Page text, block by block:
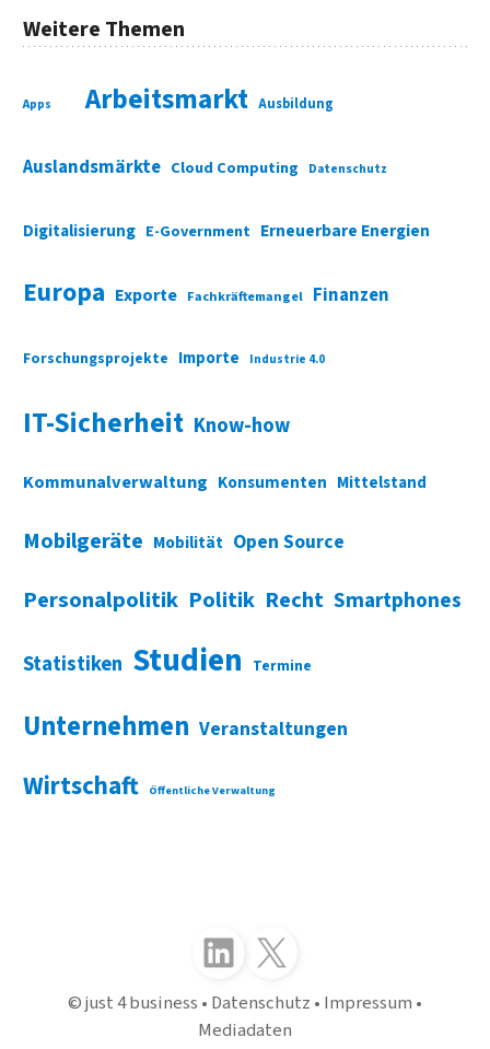
Weitere Themen
Apps Arbeitsmarkt Ausbildung
Auslandsmärkte Cloud Computing Datenschutz
Digitalisierung E-Government Erneuerbare Energien
Europa Exporte Fachkräftemangel Finanzen
Forschungsprojekte Importe Industrie 4.0
IT-Sicherheit Know-how
Kommunalverwaltung Konsumenten Mittelstand
Mobilgeräte Mobilität Open Source
Personalpolitik Politik Recht Smartphones
Statistiken Studien Termine
Unternehmen Veranstaltungen
Wirtschaft Öffentliche Verwaltung
Folgen Sie uns auf LinkedInFolgen Sie uns auf X (Twitter)
just 4 business Datenschutz Impressum
Mediadaten